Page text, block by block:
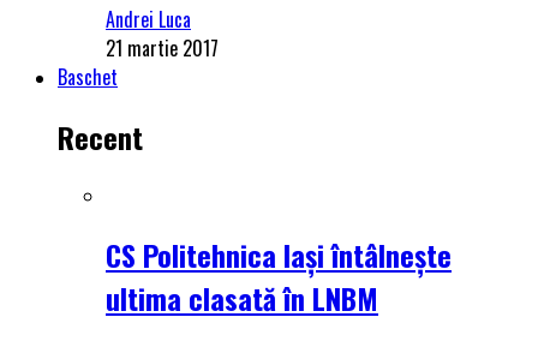
Andrei Luca
21 martie 2017
Baschet
Recent
CS Politehnica Iași întâlnește
ultima clasată în LNBM